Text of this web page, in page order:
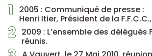
1
2005 : Communiqué de presse :
Henri Itier, Président de la
2 2009 : L’ensemble des délégués
réunis.